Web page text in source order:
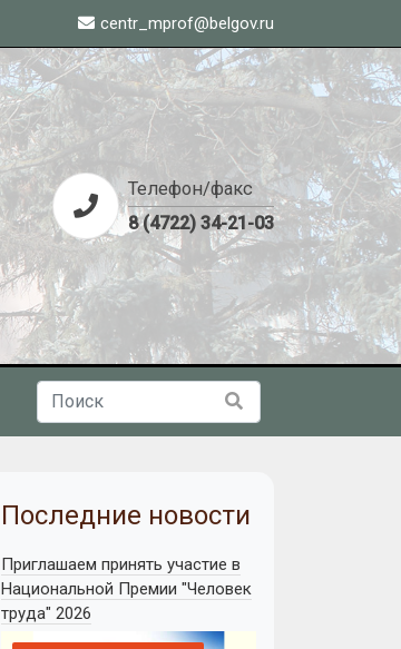
centr_mprof@belgov.ru
Телефон/факс
8 (4722) 34-21-03
Последние новости
Приглашаем принять участие в
Национальной Премии "Человек
труда" 2026